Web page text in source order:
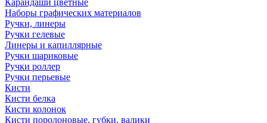
Карандаши цветные
Наборы графических материалов
Ручки, линеры
Ручки гелевые
Линеры и капиллярные
Ручки шариковые
Ручки роллер
Ручки перьевые
Кисти
Кисти белка
Кисти колонок
Кисти поролоновые, губки, валики